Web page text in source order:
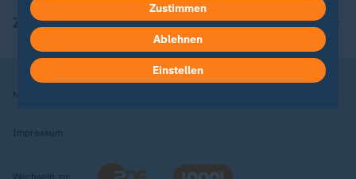
ZDFheute Apps
Nutzungsbedingungen
Impressum
Wechseln zu:
in deinen Einstellungen widerrufen oder ändern.
Hier findest du das Impressum.
Weitere Informationen findest du in unserer
Datenschutzerklärung.
Zustimmen
Ablehnen
Einstellen